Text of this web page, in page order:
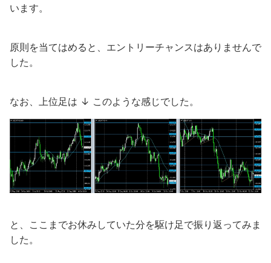
います。
原則を当てはめると、エントリーチャンスはありませんで
した。
なお、上位足は ↓ このような感じでした。
と、ここまでお休みしていた分を駆け足で振り返ってみま
した。